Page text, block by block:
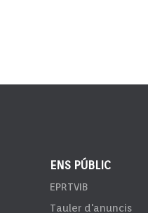
ENS PÚBLIC
EPRTVIB
Tauler d'anuncis